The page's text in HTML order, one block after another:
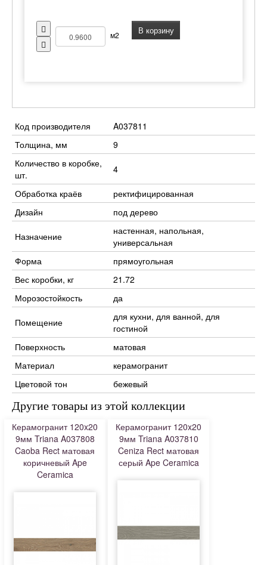
м2 В корзину
Код производителя
A037811
Толщина, мм
9
Количество в коробке,
шт.
4
Обработка краёв
ректифицированная
Дизайн
под дерево
Назначение
настенная, напольная,
универсальная
Форма
прямоугольная
Вес коробки, кг
21.72
Морозостойкость
да
Помещение
для кухни, для ванной, для
гостиной
Поверхность
матовая
Материал
керамогранит
Цветовой тон
бежевый
Другие товары из этой коллекции
Керамогранит 120x20
9мм Triana A037808
Caoba Rect матовая
коричневый Ape
Ceramica
Керамогранит 120x20
9мм Triana A037810
Ceniza Rect матовая
серый Ape Ceramica